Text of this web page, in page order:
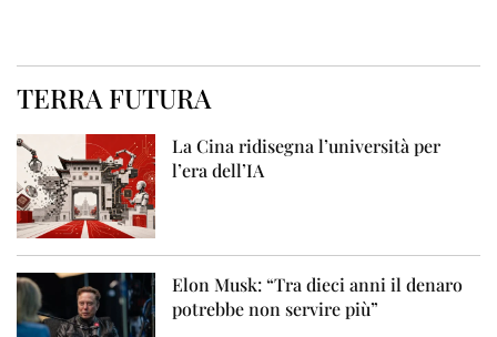
TERRA FUTURA
La Cina ridisegna l’università per
l’era dell’IA
Elon Musk: “Tra dieci anni il denaro
potrebbe non servire più”